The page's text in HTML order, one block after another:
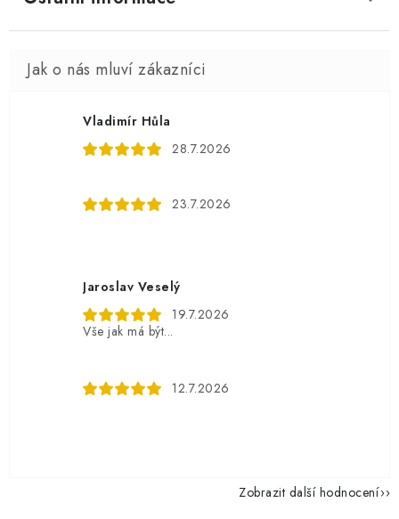
Vladimír Hůla
28.7.2026
23.7.2026
Jaroslav Veselý
19.7.2026
Vše jak má být...
12.7.2026
Zobrazit další hodnocení